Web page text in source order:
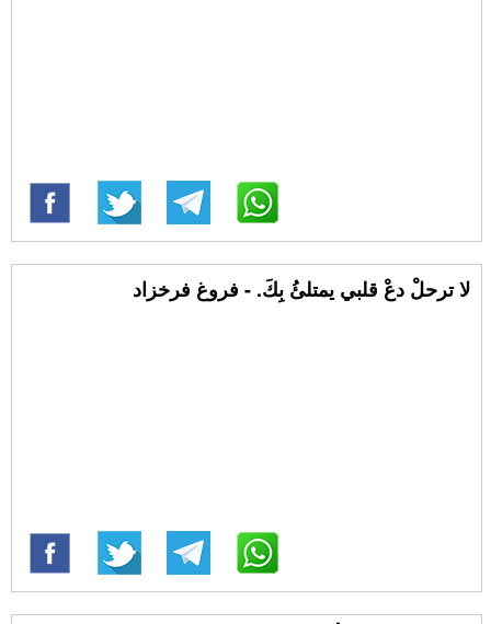
لا ترحلْ دعْ قلبي يمتلئُ بِكَ. - فروغ فرخزاد